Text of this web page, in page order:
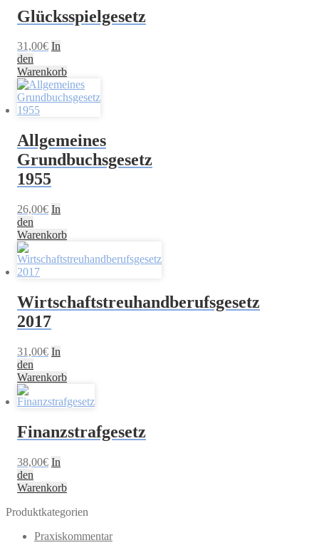
Glücksspielgesetz
31,00€ In
den
Warenkorb
Allgemeines
Grundbuchsgesetz
1955
26,00€ In
den
Warenkorb
Wirtschaftstreuhandberufsgesetz
2017
31,00€ In
den
Warenkorb
Finanzstrafgesetz
38,00€ In
den
Warenkorb
Produktkategorien
Praxiskommentar